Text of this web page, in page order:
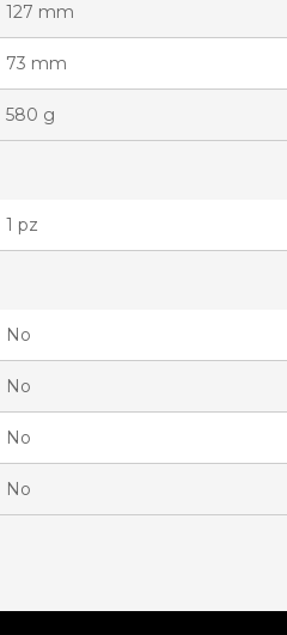
127 mm
73 mm
580 g
1 pz
No
No
No
No